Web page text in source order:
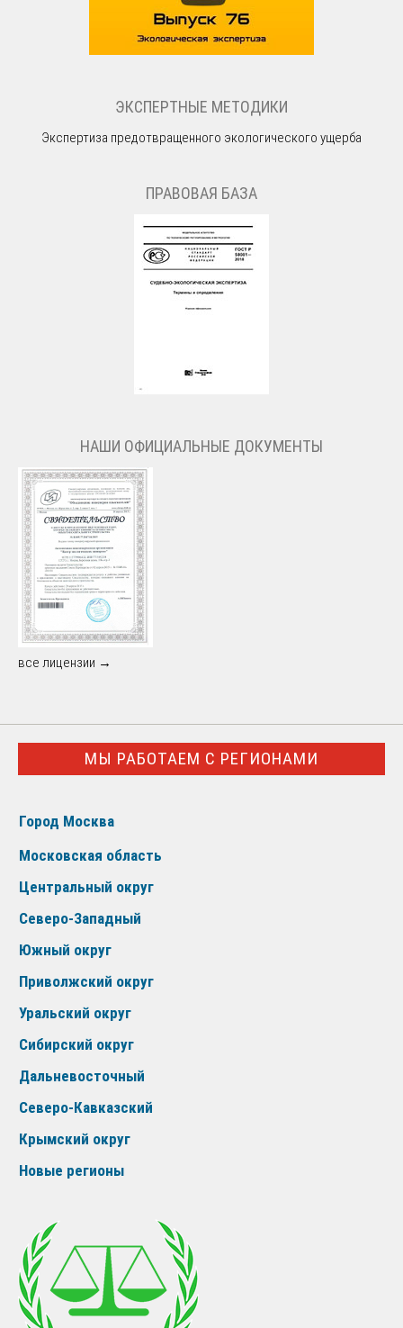
ЭКСПЕРТНЫЕ МЕТОДИКИ
Экспертиза предотвращенного экологического ущерба
ПРАВОВАЯ БАЗА
НАШИ ОФИЦИАЛЬНЫЕ ДОКУМЕНТЫ
все лицензии →
МЫ РАБОТАЕМ С РЕГИОНАМИ
Город Москва
Московская область
Центральный округ
Северо-Западный
Южный округ
Приволжский округ
Уральский округ
Сибирский округ
Дальневосточный
Северо-Кавказский
Крымский округ
Новые регионы